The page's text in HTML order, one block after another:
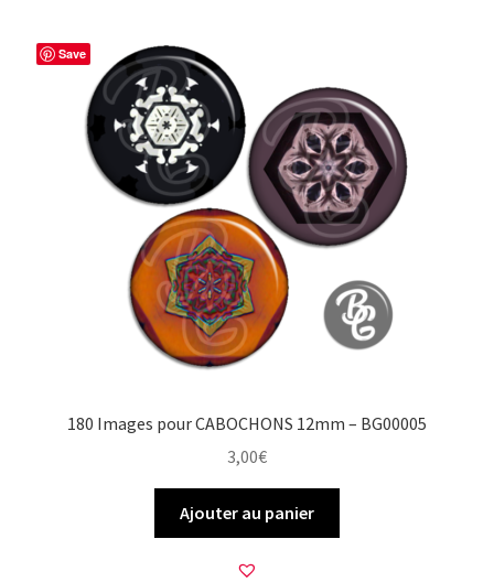
Save
180 Images pour CABOCHONS 12mm – BG00005
3,00€
Ajouter au panier